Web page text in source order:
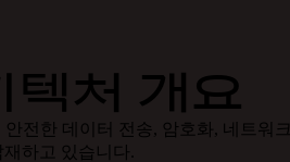
텍처 개요
전한 데이터 전송, 암호화, 네트워크
하고 있습니다.